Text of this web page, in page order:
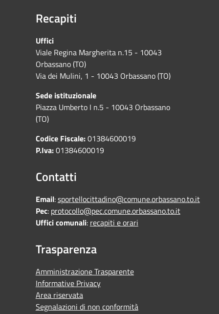
Recapiti
Uffici
Viale Regina Margherita n.15 - 10043
Orbassano (TO)
Via dei Mulini, 1 - 10043 Orbassano (TO)
Sede istituzionale
Piazza Umberto I n.5 - 10043 Orbassano
(TO)
Codice Fiscale:01384600019
P.Iva:01384600019
Contatti
Email:sportellocittadino@comune.orbassano.to.it
Pec: protocollo@pec.comune.orbassano.to.it
Uffici comunali: recapiti e orari
Trasparenza
Amministrazione Trasparente
Informative Privacy
Area riservata
Segnalazioni di non conformità